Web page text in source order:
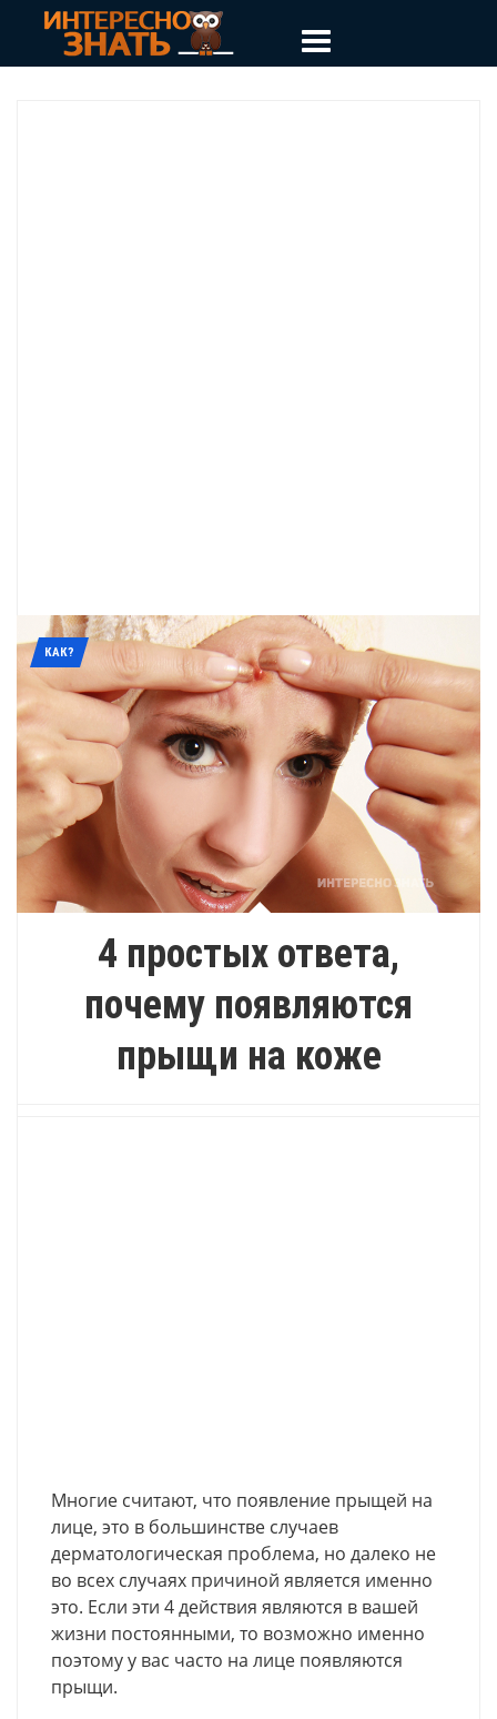
КАК?
4 простых ответа,
почему появляются
прыщи на коже
Многие считают, что появление прыщей на
лице, это в большинстве случаев
дерматологическая проблема, но далеко не
во всех случаях причиной является именно
это. Если эти 4 действия являются в вашей
жизни постоянными, то возможно именно
поэтому у вас часто на лице появляются
прыщи.